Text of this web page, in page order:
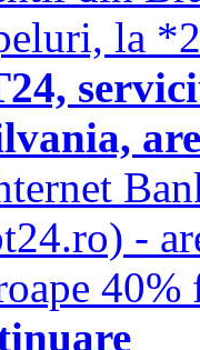
la
-